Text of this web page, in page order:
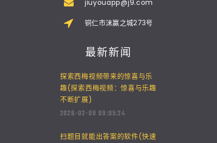
jiuyouapp@j9.com
铜仁市沫赢之城273号
最新新闻
探索西梅视频带来的惊喜与乐
趣(探索西梅视频：惊喜与乐趣
不断扩展)
2026-02-09 09:05:24
扫题目就能出答案的软件(快速